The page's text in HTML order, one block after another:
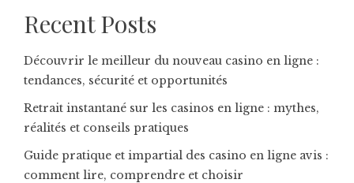
Recent Posts
Découvrir le meilleur du nouveau casino en ligne :
tendances, sécurité et opportunités
Retrait instantané sur les casinos en ligne : mythes,
réalités et conseils pratiques
Guide pratique et impartial des casino en ligne avis :
comment lire, comprendre et choisir